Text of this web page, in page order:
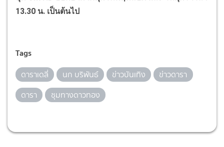
13.30 น. เป็นต้นไป
Tags
ดาราเดลี่ นก บริพันธ์ ข่าวบันเทิง
ข่าวดารา
ดารา
ชุมทางดาวทอง